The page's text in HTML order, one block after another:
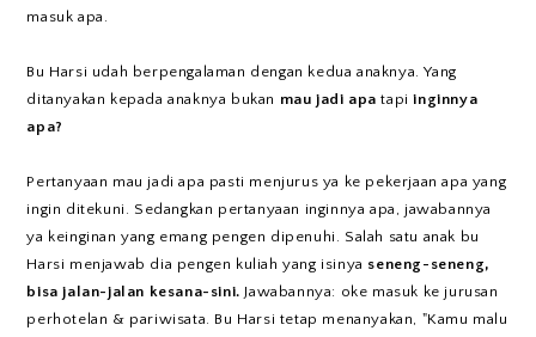
masuk apa.
Bu Harsi udah berpengalaman dengan kedua anaknya. Yang
ditanyakan kepada anaknya bukan mau jadi apatapiinginnya
apa?
Pertanyaan mau jadi apa pasti menjurus ya ke pekerjaan apa yang
ingin ditekuni. Sedangkan pertanyaan inginnya apa, jawabannya
ya keinginan yang emang pengen dipenuhi. Salah satu anak bu
Harsi menjawab dia pengen kuliah yang isinya seneng-seneng,
bisa jalan-jalan kesana-sini. Jawabannya: oke masuk ke jurusan
perhotelan & pariwisata. Bu Harsi tetap menanyakan, "Kamu malu